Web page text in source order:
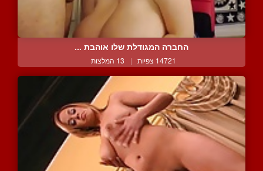
החברה המגודלת שלו אוהבת ...
14721 צפיות | 13 המלצות